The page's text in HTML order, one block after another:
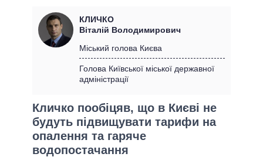
СТАТТІ
ДУМКИ
ОГЛЯДИ
ДАЙДЖЕСТИ
СВІТ
УСІ ПОЛІТИКИ
ПРЕЗИДЕНТ І ОФІС
КАБІНЕТ МІНІСТРІВ
МЕРИ МІСТ
ВСІ ПЕРСОНИ
ІНФОГРАФІКА
ВІДЕО
ПІДТРИМАТИ
ПОРІВНЯННЯ ПОЛІТИКІВ
КЛИЧКО
Віталій Володимирович
Міський голова Києва
Голова Київської міської державної
адміністрації
Кличко пообіцяв, що в Києві не
будуть підвищувати тарифи на
опалення та гаряче
водопостачання